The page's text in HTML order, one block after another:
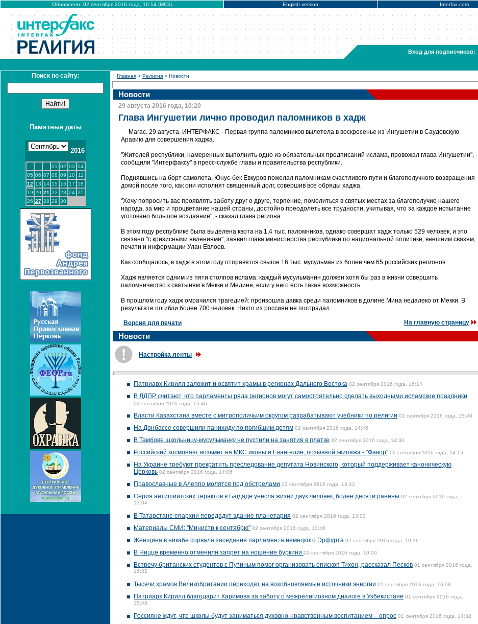
Обновлено: 02 сентября 2016 года, 16:14 (МСК) English version Interfax.com
Вход для подписчиков:
Поиск по сайту:
Памятные даты
2016
01 02 03 04
05 06 07 08 09 10
11
12 13 14 15 16 17
18
19 20 21 22 23 24 25
26 27 28 29 30
Главная > Религия > Новости
Новости
29 августа 2016 года, 10:20
Глава Ингушетии лично проводил паломников в хадж
Магас. 29 августа. ИНТЕРФАКС - Первая группа паломников вылетела в воскресенье из Ингушетии в Саудовскую
Аравию для совершения хаджа.
"Жителей республики, намеренных выполнить одно из обязательных предписаний ислама, провожал глава Ингушетии", -
сообщили "Интерфаксу" в пресс-службе главы и правительства республики.
Поднявшись на борт самолета, Юнус-бек Евкуров пожелал паломникам счастливого пути и благополучного возвращения
домой после того, как они исполнят священный долг, совершив все обряды хаджа.
"Хочу попросить вас проявлять заботу друг о друге, терпение, помолиться в святых местах за благополучие нашего
народа, за мир и процветание нашей страны, достойно преодолеть все трудности, учитывая, что за каждое испытание
уготовано большое воздаяние", - сказал глава региона.
В этом году республике была выделена квота на 1,4 тыс. паломников, однако совершат хадж только 529 человек, и это
связано "с кризисными явлениями", заявил глава министерства республики по национальной политике, внешним связям,
печати и информации Улан Евлоев.
Как сообщалось, в хадж в этом году отправятся свыше 16 тыс. мусульман из более чем 65 российских регионов.
Хадж является одним из пяти столпов ислама: каждый мусульманин должен хотя бы раз в жизни совершить
паломничество к святыням в Мекке и Медине, если у него есть такая возможность.
В прошлом году хадж омрачился трагедией: произошла давка среди паломников в долине Мина недалеко от Мекки. В
результате погибли более 700 человек. Никто из россиян не пострадал.
Версия для печати На главную страницу
Новости
Настройка ленты
Патриарх Кирилл заложит и освятит храмы в регионах Дальнего Востока 02 сентября 2016 года, 16:14
В ЛДПР считают, что парламенты ряда регионов могут самостоятельно сделать выходными исламские праздники
02 сентября 2016 года, 15:46
Власти Казахстана вместе с митрополичьим округом разрабатывают учебники по религии 02 сентября 2016 года, 15:40
На Донбассе совершили панихиду по погибшим детям 02 сентября 2016 года, 14:46
В Тамбове школьницу-мусульманку не пустили на занятия в платке 02 сентября 2016 года, 14:30
Российский космонавт возьмет на МКС иконы и Евангелие, позывной экипажа - "Фавор" 02 сентября 2016 года, 14:15
На Украине требуют прекратить преследование депутата Новинского, который поддерживает каноническую
Церковь 02 сентября 2016 года, 14:06
Православные в Алеппо молятся под обстрелами 02 сентября 2016 года, 13:42
Серия антишиитских терактов в Багдаде унесла жизни двух человек, более десяти ранены 02 сентября 2016 года,
13:04
В Татарстане епархии передадут здание планетария 02 сентября 2016 года, 13:03
Материалы СМИ: "Министр к сентябрю" 02 сентября 2016 года, 10:46
Женщина в никабе сорвала заседание парламента немецкого Эрфурта 02 сентября 2016 года, 10:36
В Ницце временно отменили запрет на ношение буркини 02 сентября 2016 года, 10:00
Встречу британских студентов с Путиным помог организовать епископ Тихон, рассказал Песков 01 сентября 2016 года,
16:22
Тысячи храмов Великобритании переходят на возобновляемые источники энергии 01 сентября 2016 года, 16:08
Патриарх Кирилл благодарит Каримова за заботу о межрелигиозном диалоге в Узбекистане 01 сентября 2016 года,
15:48
Россияне ждут, что школы будут заниматься духовно-нравственным воспитанием – опрос 01 сентября 2016 года, 14:32